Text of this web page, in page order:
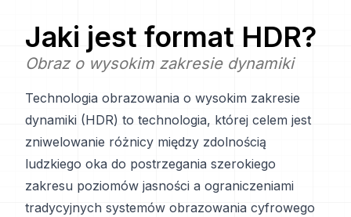
Jaki jest format HDR?
Obraz o wysokim zakresie dynamiki
Technologia obrazowania o wysokim zakresie
dynamiki (HDR) to technologia, której celem jest
zniwelowanie różnicy między zdolnością
ludzkiego oka do postrzegania szerokiego
zakresu poziomów jasności a ograniczeniami
tradycyjnych systemów obrazowania cyfrowego